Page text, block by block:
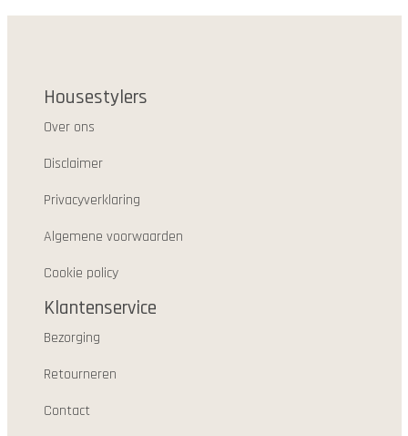
Housestylers
Over ons
Disclaimer
Privacyverklaring
Algemene voorwaarden
Cookie policy
Klantenservice
Bezorging
Retourneren
Contact